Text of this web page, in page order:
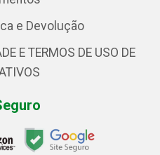
e Devolução
E TERMOS DE USO DE